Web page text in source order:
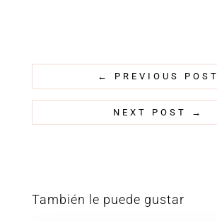
← PREVIOUS POST
NEXT POST →
También le puede gustar